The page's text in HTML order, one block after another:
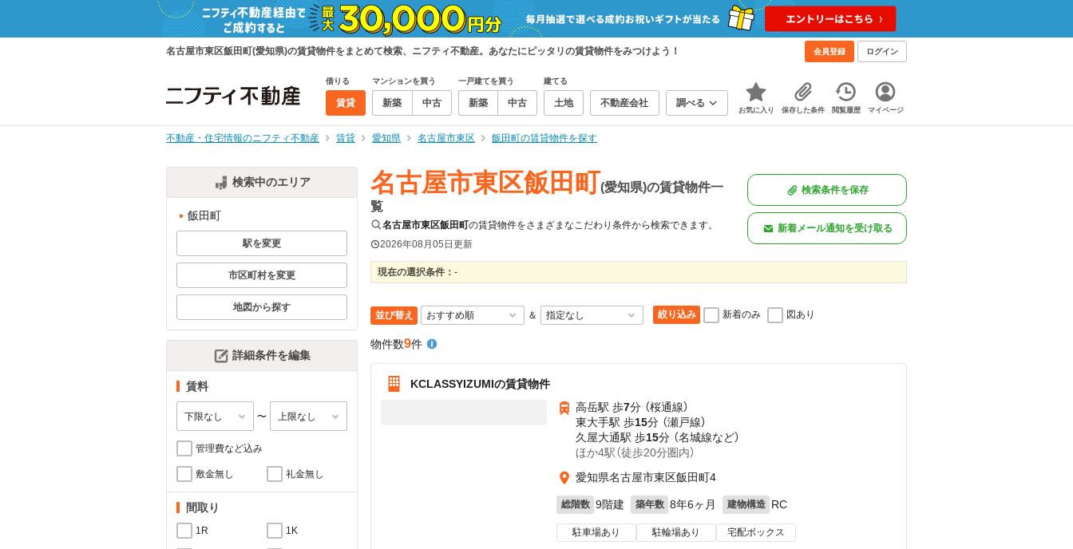
名古屋市東区飯田町(愛知県)の賃貸物件をまとめて検索、ニフティ不動産。あなたにピッタリの賃貸物件をみつけよう！ 会員登録 ログイン
借りる
賃貸
マンションを買う
新築 中古
一戸建てを買う
新築 中古
建てる
土地 不動産会社 調べる
お気に入り 保存した条件 閲覧履歴 マイページ
不動産・住宅情報のニフティ不動産 賃貸 愛知県 名古屋市東区 飯田町の賃貸物件を探す
検索中のエリア
飯田町
駅を変更
市区町村を変更
地図から探す
詳細条件を編集
賃料
〜
管理費など込み
敷金無し 礼金無し
間取り
1R 1K
名古屋市東区飯田町(愛知県)の賃貸物件一
覧
名古屋市東区飯田町の賃貸物件をさまざまなこだわり条件から検索できます。
2026年08月05日更新
検索条件を保存
新着メール通知を受け取る
現在の選択条件： -
並び替え ＆ 絞り込み 新着のみ 図あり
物件数9件
KCLASSYIZUMIの賃貸物件
高岳駅 歩7分 （桜通線）
東大手駅 歩15分 （瀬戸線）
久屋大通駅 歩15分 （名城線など）
ほか4駅（徒歩20分圏内）
愛知県名古屋市東区飯田町4
総階数 9階建 築年数 8年6ヶ月 建物構造 RC
駐車場あり 駐輪場あり 宅配ボックス